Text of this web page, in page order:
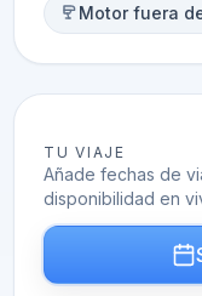
Motor fuera
TU VIAJE
Añade fechas de
disponibilidad en